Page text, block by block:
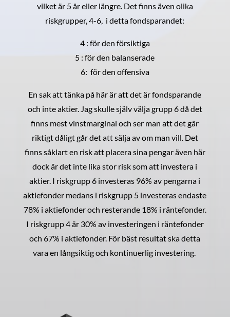
vilket är 5 år eller längre. Det finns även olika
riskgrupper, 4-6, i detta fondsparandet:
4 : för den försiktiga
5 : för den balanserade
6: för den offensiva
En sak att tänka på här är att det är fondsparande
och inte aktier. Jag skulle själv välja grupp 6 då det
finns mest vinstmarginal och ser man att det går
riktigt dåligt går det att sälja av om man vill. Det
finns såklart en risk att placera sina pengar även här
dock är det inte lika stor risk som att investera i
aktier. I riskgrupp 6 investeras 96% av pengarna i
aktiefonder medans i riskgrupp 5 investeras endaste
78% i aktiefonder och resterande 18% i räntefonder.
I riskgrupp 4 är 30% av investeringen i räntefonder
och 67% i aktiefonder. För bäst resultat ska detta
vara en långsiktig och kontinuerlig investering.